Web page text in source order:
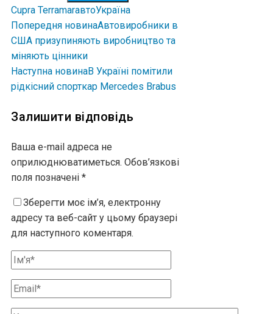
Cupra TerramarавтоУкраїна
Попередня новинаАвтовиробники в
США призупиняють виробництво та
міняють цінники
Наступна новинаВ Україні помітили
рідкісний спорткар Mercedes Brabus
Залишити відповідь
Ваша e-mail адреса не
оприлюднюватиметься. Обов’язкові
поля позначені *
Зберегти моє ім’я, електронну
адресу та веб-сайт у цьому браузері
для наступного коментаря.